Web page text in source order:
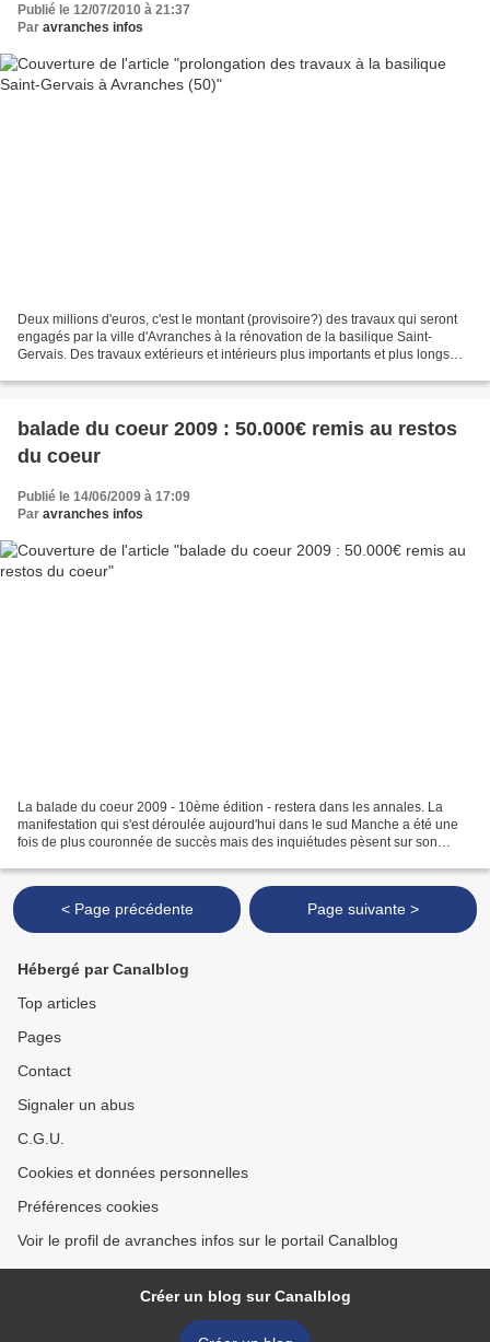
Publié le 12/07/2010 à 21:37
Par avranches infos
Deux millions d'euros, c'est le montant (provisoire?) des travaux qui seront
engagés par la ville d'Avranches à la rénovation de la basilique Saint-
Gervais. Des travaux extérieurs et intérieurs plus importants et plus longs
balade du coeur 2009 : 50.000€ remis au restos
du coeur
Publié le 14/06/2009 à 17:09
Par avranches infos
La balade du coeur 2009 - 10ème édition - restera dans les annales. La
manifestation qui s'est déroulée aujourd'hui dans le sud Manche a été une
fois de plus couronnée de succès mais des inquiétudes pèsent sur son
< Page précédente Page suivante >
Hébergé par Canalblog
Top articles
Pages
Contact
Signaler un abus
C.G.U.
Cookies et données personnelles
Préférences cookies
Voir le profil de avranches infos sur le portail Canalblog
Créer un blog sur Canalblog